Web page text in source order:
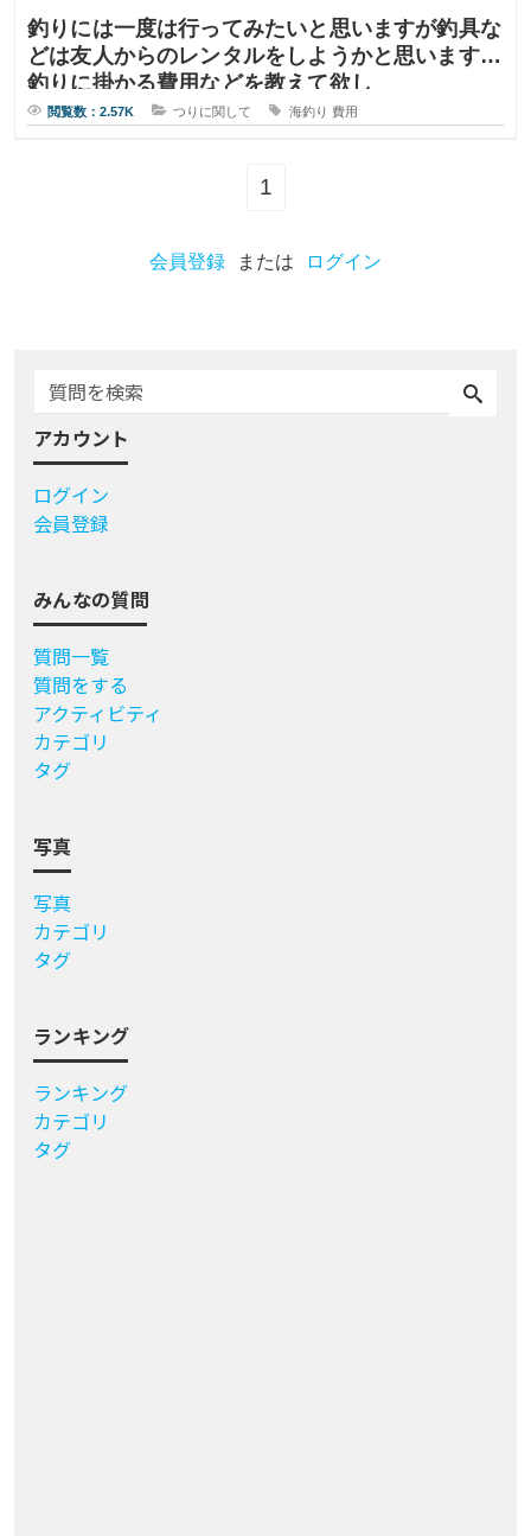
釣りには一度は行ってみたいと思いますが釣具な
どは友人からのレンタルをしようかと思いますが
釣りに掛かる費用などを教えて欲し
閲覧数：2.57K つりに関して 海釣り 費用
1
会員登録 または ログイン
アカウント
ログイン
会員登録
みんなの質問
質問一覧
質問をする
アクティビティ
カテゴリ
タグ
写真
写真
カテゴリ
タグ
ランキング
ランキング
カテゴリ
タグ